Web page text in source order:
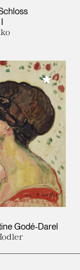
Godé-Darel
Meiner